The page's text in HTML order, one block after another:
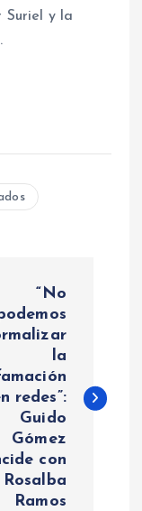
Suriel y la
“No
la
redes”:
Guido
Gómez
con
Rosalba
Ramos